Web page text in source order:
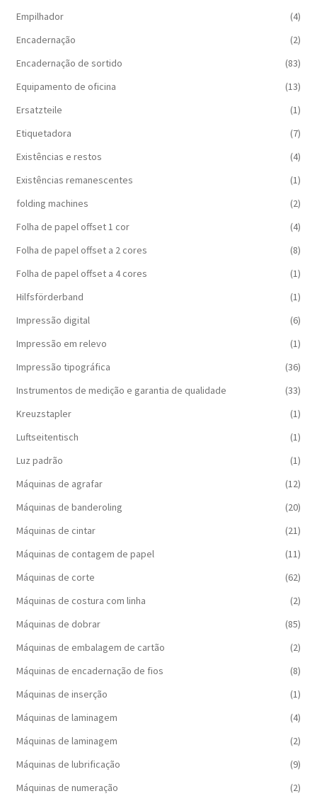
Empilhador
(4)
Encadernação
(2)
Encadernação de sortido
(83)
Equipamento de oficina
(13)
Ersatzteile
(1)
Etiquetadora
(7)
Existências e restos
(4)
Existências remanescentes
(1)
folding machines
(2)
Folha de papel offset 1 cor
(4)
Folha de papel offset a 2 cores
(8)
Folha de papel offset a 4 cores
(1)
Hilfsförderband
(1)
Impressão digital
(6)
Impressão em relevo
(1)
Impressão tipográfica
(36)
Instrumentos de medição e garantia de qualidade
(33)
Kreuzstapler
(1)
Luftseitentisch
(1)
Luz padrão
(1)
Máquinas de agrafar
(12)
Máquinas de banderoling
(20)
Máquinas de cintar
(21)
Máquinas de contagem de papel
(11)
Máquinas de corte
(62)
Máquinas de costura com linha
(2)
Máquinas de dobrar
(85)
Máquinas de embalagem de cartão
(2)
Máquinas de encadernação de fios
(8)
Máquinas de inserção
(1)
Máquinas de laminagem
(4)
Máquinas de laminagem
(2)
Máquinas de lubrificação
(9)
Máquinas de numeração
(2)